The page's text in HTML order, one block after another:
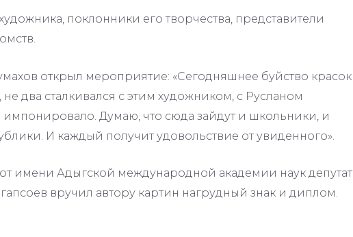
поклонники его творчества, представители
открыл мероприятие: «Сегодняшнее буйство красок
два сталкивался с этим художником, с Русланом
Думаю, что сюда зайдут и школьники, и
И каждый получит удовольствие от увиденного».
от имени Адыгской международной академии наук депутат
вручил автору картин нагрудный знак и диплом.